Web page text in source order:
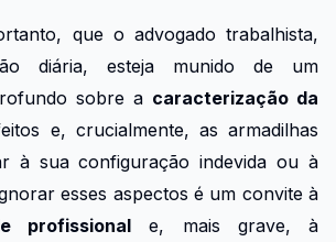
que o advogado trabalhista,
diária, esteja munido de um
sobre a caracterização da
e, crucialmente, as armadilhas
à sua configuração indevida ou à
esses aspectos é um convite à
profissional e, mais grave, à